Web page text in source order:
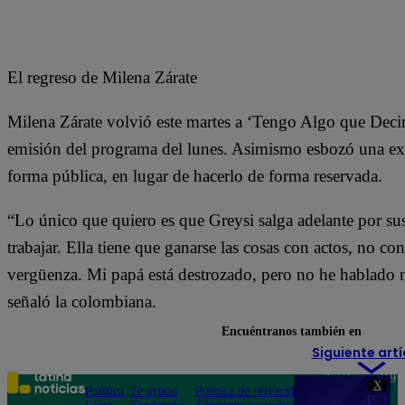
X
El regreso de Milena Zárate
Milena Zárate volvió este martes a ‘Tengo Algo que
emisión del programa del lunes. Asimismo esbozó una
forma pública, en lugar de hacerlo de forma reservada.
“Lo único que quiero es que Greysi salga adelante por
trabajar. Ella tiene que ganarse las cosas con actos, no
vergüenza. Mi papá está destrozado, pero no he
señaló la colombiana.
Siguiente
Encuéntranos también en
Política Te ayudo
Política de privacidad
Teléfono: 219